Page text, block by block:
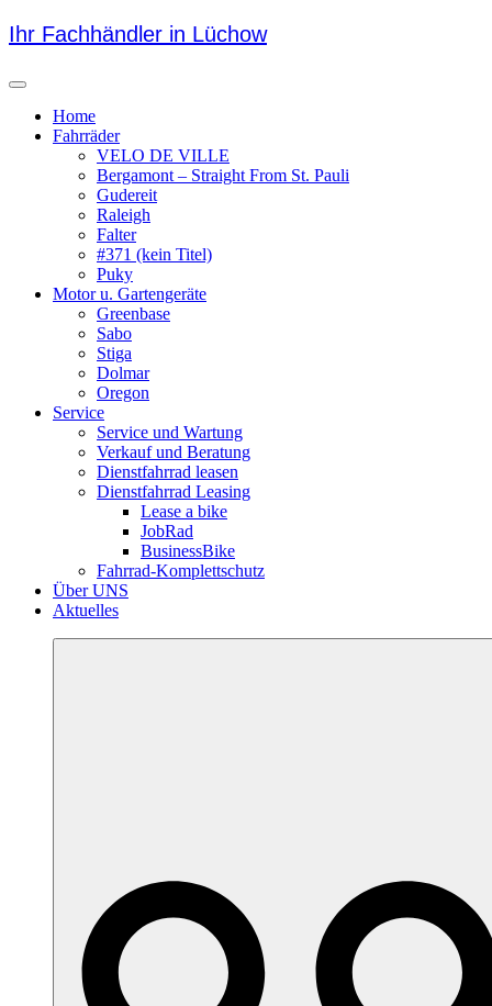
Skip
to
Ihr Fachhändler in Lüchow
Menu
Home
Fahrräder
VELO DE VILLE
Bergamont – Straight From St. Pauli
Gudereit
Raleigh
Falter
#371 (kein Titel)
Puky
Motor u. Gartengeräte
Greenbase
Sabo
Stiga
Dolmar
Oregon
Service
Service und Wartung
Verkauf und Beratung
Dienstfahrrad leasen
Dienstfahrrad Leasing
Lease a bike
JobRad
BusinessBike
Fahrrad-Komplettschutz
Über UNS
Aktuelles